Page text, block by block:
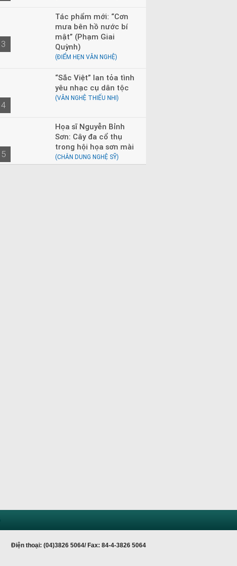
3
Tác phẩm mới: “Cơn
mưa bên hồ nước bí
mật” (Phạm Giai
Quỳnh)
(ĐIỂM HẸN VĂN NGHỆ)
4
“Sắc Việt” lan tỏa tình
yêu nhạc cụ dân tộc
(VĂN NGHỆ THIẾU NHI)
5
Họa sĩ Nguyễn Bỉnh
Sơn: Cây đa cổ thụ
trong hội họa sơn mài
(CHÂN DUNG NGHỆ SỸ)
Điện thoại: (04)3826 5064/ Fax: 84-4-3826 5064